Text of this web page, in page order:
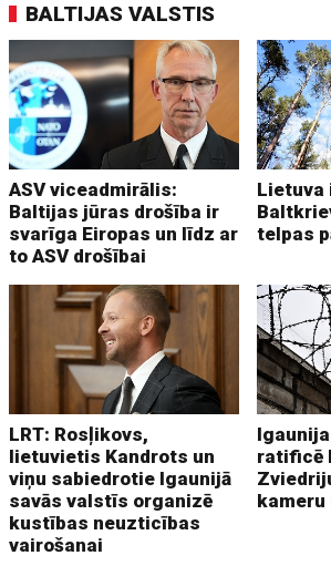
BALTIJAS VALSTIS
ASV viceadmirālis:
Baltijas jūras drošība ir
svarīga Eiropas un līdz ar
to ASV drošībai
Lietuva
telpas
LRT: Rosļikovs,
lietuvietis Kandrots un
viņu sabiedrotie Igaunijā
savās valstīs organizē
kustības neuzticības
vairošanai
ratificē
kameru